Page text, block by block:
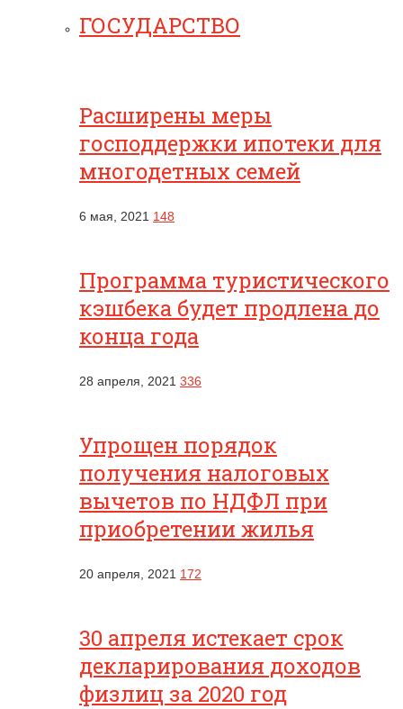
ГОСУДАРСТВО
Расширены меры
господдержки ипотеки для
многодетных семей
6 мая, 2021 148
Программа туристического
кэшбека будет продлена до
конца года
28 апреля, 2021 336
Упрощен порядок
получения налоговых
вычетов по НДФЛ при
приобретении жилья
20 апреля, 2021 172
30 апреля истекает срок
декларирования доходов
физлиц за 2020 год